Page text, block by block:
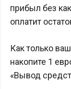
прибыл без
оплатит
Как только
накопите 1
«Вывод